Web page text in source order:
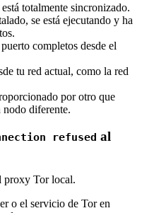
totalmente sincronizado.
se está ejecutando y ha
completos desde el
tu red actual, como la red
por otro que
nodo diferente.
refused al
proxy Tor local.
o el servicio de Tor en